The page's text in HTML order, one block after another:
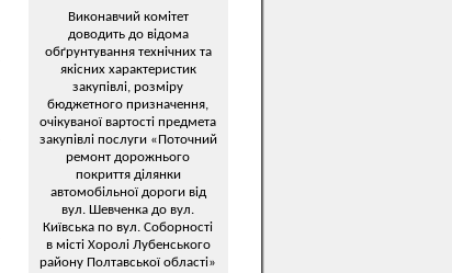
Виконавчий комітет
доводить до відома
обґрунтування технічних та
якісних характеристик
закупівлі, розміру
бюджетного призначення,
очікуваної вартості предмета
закупівлі послуги «Поточний
ремонт дорожнього
покриття ділянки
автомобільної дороги від
вул. Шевченка до вул.
Київська по вул. Соборності
в місті Хоролі Лубенського
району Полтавської області»